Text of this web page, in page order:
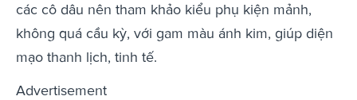
các cô dâu nên tham khảo kiểu phụ kiện mảnh,
không quá cầu kỳ, với gam màu ánh kim, giúp diện
mạo thanh lịch, tinh tế.
Advertisement